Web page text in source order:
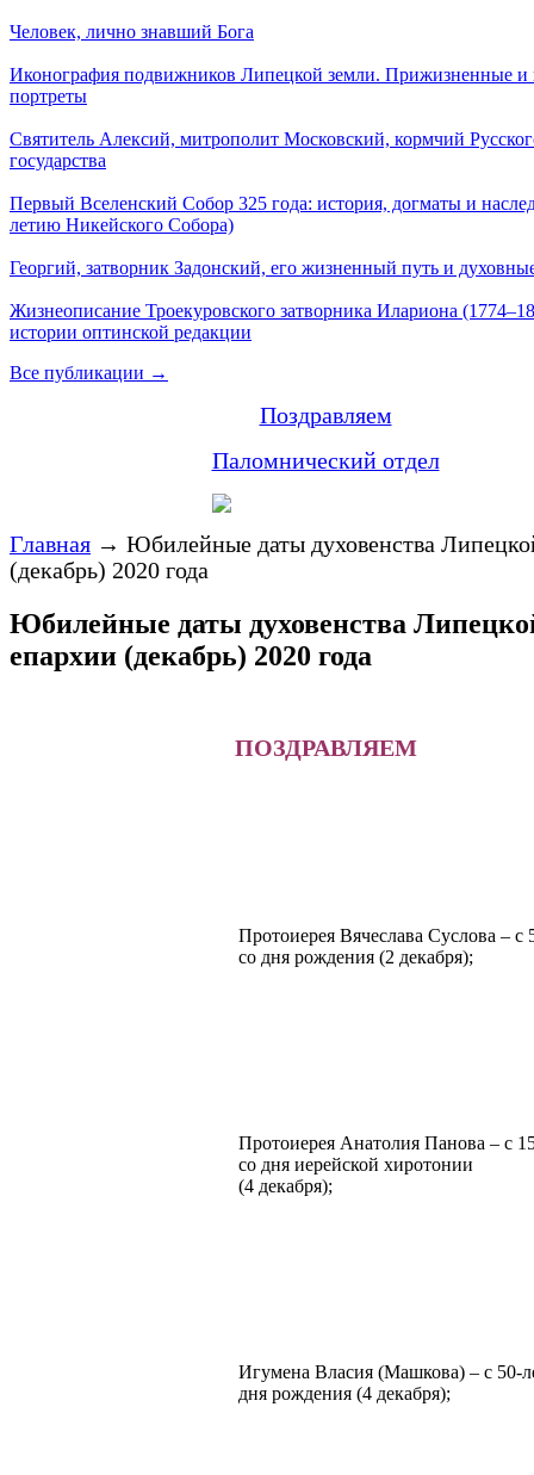
Человек, лично знавший Бога
Иконография подвижников Липецкой земли. Прижизненные и
портреты
Святитель Алексий, митрополит Московский, кормчий
государства
Первый Вселенский Собор 325 года: история, догматы и
летию Никейского Собора)
Георгий, затворник Задонский, его жизненный путь и
Жизнеописание Троекуровского затворника Илариона
истории оптинской редакции
Все публикации →
Поздравляем
Паломнический отдел
Главная → Юбилейные даты духовенства
(декабрь) 2020 года
Юбилейные даты духовенства
епархии (декабрь) 2020 года
ПОЗДРАВЛЯЕМ
Протоиерея Вячеслава Суслова – с
со дня рождения (2 декабря);
Протоиерея Анатолия Панова – с
со дня иерейской хиротонии
(4 декабря);
Игумена Власия (Машкова) – с 50-
дня рождения (4 декабря);